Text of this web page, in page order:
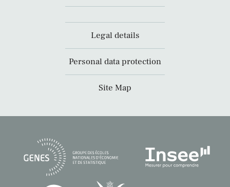
Legal details
Personal data protection
Site Map